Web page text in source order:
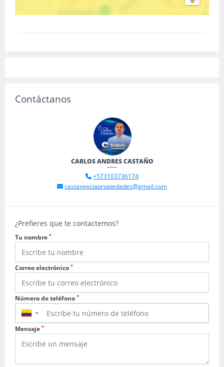
Contáctanos
CARLOS ANDRES CASTAÑO
+573103736174
castanoyciapropiedades@gmail.com
¿Prefieres que te contactemos?
Tu nombre *
Correo electrónico *
Número de teléfono *
▼
Mensaje *